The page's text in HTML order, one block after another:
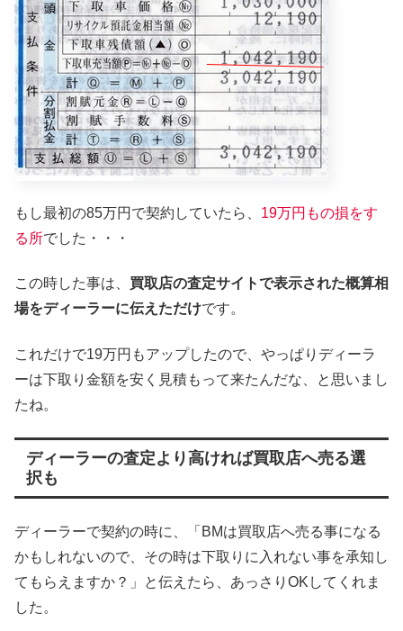
もし最初の85万円で契約していたら、 19万円もの損をす
る所でした・・・
この時した事は、 買取店の査定サイトで表示された概算相
場をディーラーに伝えただけです。
これだけで19万円もアップしたので、やっぱりディーラ
ーは下取り金額を安く見積もって来たんだな、と思いまし
たね。
ディーラーの査定より高ければ買取店へ売る選
択も
ディーラーで契約の時に、「BMは買取店へ売る事になる
かもしれないので、その時は下取りに入れない事を承知し
てもらえますか？」と伝えたら、あっさりOKしてくれま
した。